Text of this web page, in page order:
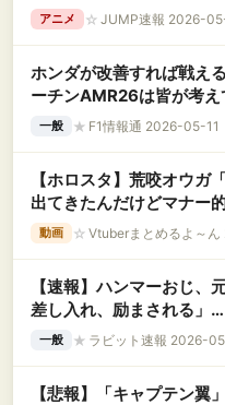
アニメ ☆ JUMP速報 2026-
ホンダが改善すれば戦え
ーチンAMR26は皆が考え
一般 ★ F1情報通 2026-05-11
【ホロスタ】荒咬オウガ
出てきたんだけどマナー
動画 ☆ Vtuberまとめるよ～
【速報】ハンマーおじ、
差し入れ、励まされる」
一般 ★ ラビット速報 2026-
【悲報】「キャプテン翼